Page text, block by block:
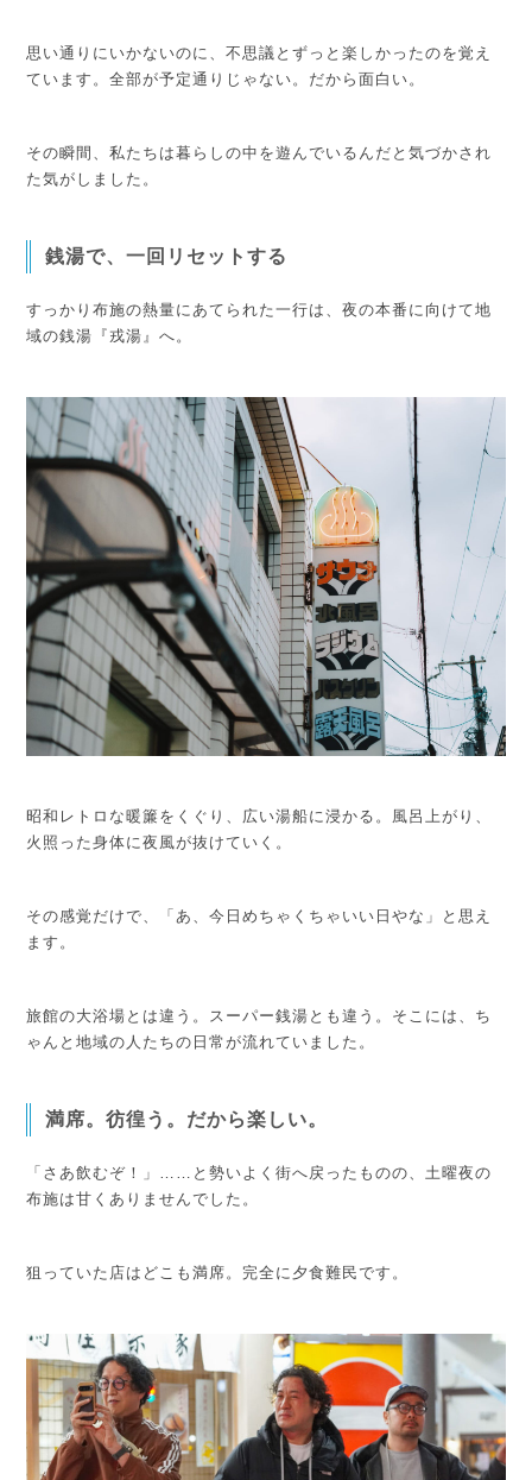
思い通りにいかないのに、不思議とずっと楽しかったのを覚え
ています。全部が予定通りじゃない。だから面白い。
その瞬間、私たちは暮らしの中を遊んでいるんだと気づかされ
た気がしました。
銭湯で、一回リセットする
すっかり布施の熱量にあてられた一行は、夜の本番に向けて地
域の銭湯『戎湯』へ。
昭和レトロな暖簾をくぐり、広い湯船に浸かる。風呂上がり、
火照った身体に夜風が抜けていく。
その感覚だけで、「あ、今日めちゃくちゃいい日やな」と思え
ます。
旅館の大浴場とは違う。スーパー銭湯とも違う。そこには、ち
ゃんと地域の人たちの日常が流れていました。
満席。彷徨う。だから楽しい。
「さあ飲むぞ！」……と勢いよく街へ戻ったものの、土曜夜の
布施は甘くありませんでした。
狙っていた店はどこも満席。完全に夕食難民です。